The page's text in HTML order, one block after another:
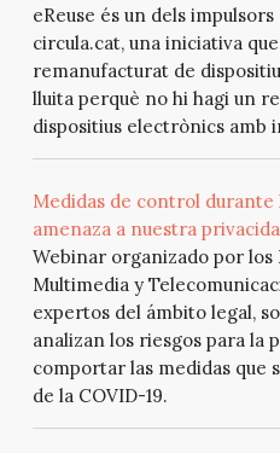
eReuse és un dels
circula.cat, una iniciativa
remanufacturat de
lluita perquè no hi hagi un
dispositius electrònics amb
Medidas de control durante
amenaza a nuestra
Webinar organizado por
Multimedia y
expertos del ámbito legal,
analizan los riesgos para la
comportar las medidas que
de la COVID-19.